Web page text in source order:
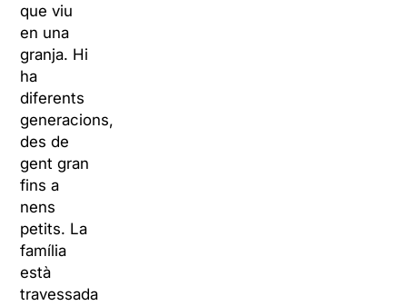
que viu
en una
granja. Hi
ha
diferents
generacions,
des de
gent gran
fins a
nens
petits. La
família
està
travessada